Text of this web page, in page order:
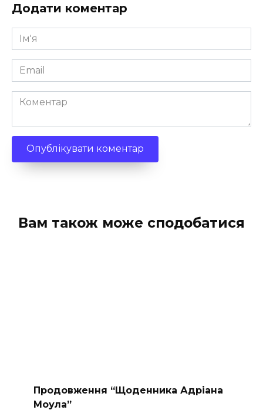
Додати коментар
Ім'я
*
Email
*
Коментар
Вам також може сподобатися
Продовження “Щоденника Адріана
Моула”